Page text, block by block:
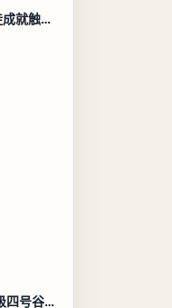
燕云十六声法外狂徒成就触发条件与通关攻略
明日方舟终末地25级四号谷地基地蓝图，高效布局规划